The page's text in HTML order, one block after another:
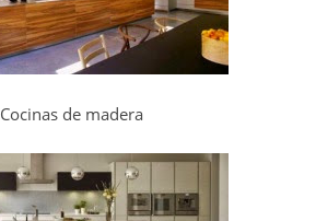
Cocinas de madera